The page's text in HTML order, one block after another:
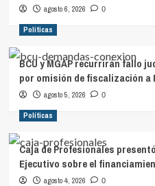
agosto 6, 2026 0
Políticas
BCU y MGAP recurrirán fallo
por omisión de fiscalización a
agosto 5, 2026 0
Políticas
Caja de Profesionales
Ejecutivo sobre el
agosto 4, 2026 0